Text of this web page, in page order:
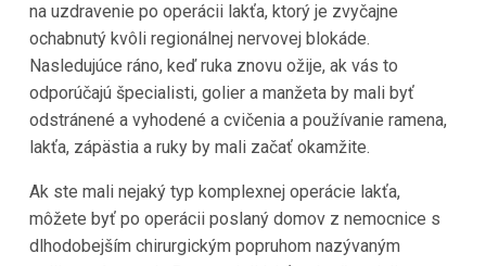
na uzdravenie po operácii lakťa, ktorý je zvyčajne
ochabnutý kvôli regionálnej nervovej blokáde.
Nasledujúce ráno, keď ruka znovu ožije, ak vás to
odporúčajú špecialisti, golier a manžeta by mali byť
odstránené a vyhodené a cvičenia a používanie ramena,
lakťa, zápästia a ruky by mali začať okamžite.
Ak ste mali nejaký typ komplexnej operácie lakťa,
môžete byť po operácii poslaný domov z nemocnice s
dlhodobejším chirurgickým popruhom nazývaným